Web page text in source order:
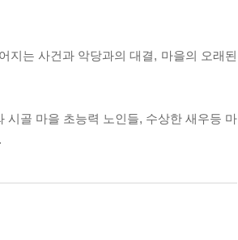
지는 사건과 악당과의 대결, 마을의 오래된
시골 마을 초능력 노인들, 수상한 새우등 마